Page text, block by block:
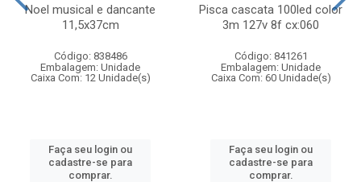
Noel musical e dancante
11,5x37cm
Código: 838486
Embalagem: Unidade
Caixa Com: 12 Unidade(s)
Faça seu login ou
cadastre-se para
comprar.
Pisca cascata 100led color
3m 127v 8f cx:060
Código: 841261
Embalagem: Unidade
Caixa Com: 60 Unidade(s)
Faça seu login ou
cadastre-se para
comprar.